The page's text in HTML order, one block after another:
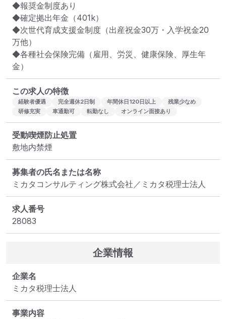
◆報奨金制度あり
◆確定拠出年金（401k）
◆次世代育成支援金制度（出産祝金30万・入学祝金20
万他）
◆各種社会保険完備（雇用、労災、健康保険、厚生年
金）
この求人の特徴
経験者優遇 完全週休2日制 年間休日120日以上
残業少なめ
研修充実
車通勤可 転勤なし オンライン面接あり
受動喫煙防止処置
敷地内禁煙
募集者の氏名または名称
ミカタコンサルティング株式会社／ミカタ税理士法人
求人番号
28083
企業情報
企業名
ミカタ税理士法人
事業内容